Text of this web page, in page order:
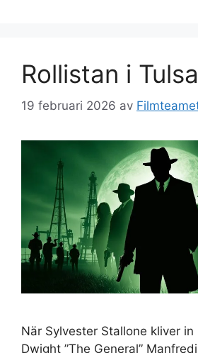
Rollistan i
19 februari 2026 av
När Sylvester Stallone kliver in
Dwight ”The General”